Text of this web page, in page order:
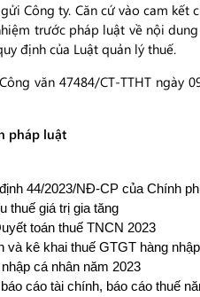
Công ty. Căn cứ vào cam
trước pháp luật về nội
định của Luật quản lý thuế.
văn 47484/CT-TTHT ngày
pháp luật
44/2023/NĐ-CP của Chính
thuế giá trị gia tăng
toán thuế TNCN 2023
và kê khai thuế GTGT hàng
cá nhân năm 2023
cáo tài chính, báo cáo thuế